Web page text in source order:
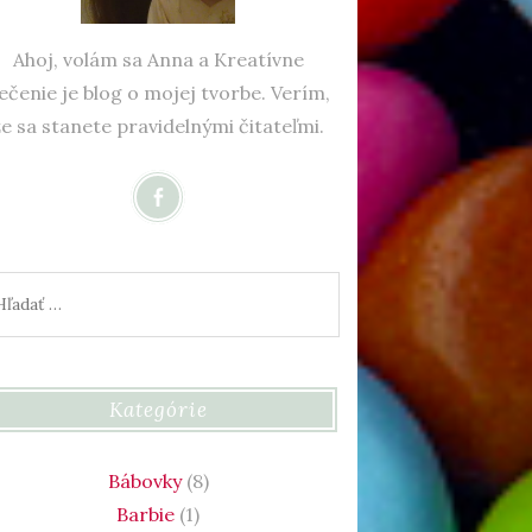
Ahoj, volám sa Anna a Kreatívne
je blog o mojej tvorbe. Verím,
sa stanete pravidelnými čitateľmi.
Kategórie
Bábovky(8)
Barbie (1)